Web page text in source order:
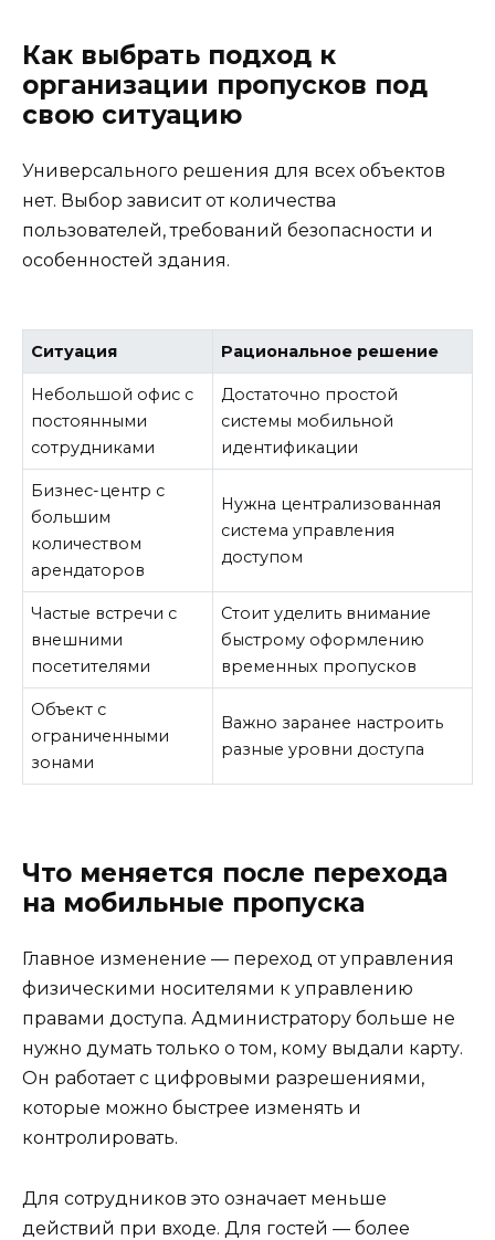
Как выбрать подход к
организации пропусков под
свою ситуацию
Универсального решения для всех объектов
нет. Выбор зависит от количества
пользователей, требований безопасности и
особенностей здания.
Ситуация Рациональное решение
Небольшой офис с
постоянными
сотрудниками
Достаточно простой
системы мобильной
идентификации
Бизнес-центр с
большим
количеством
арендаторов
Нужна централизованная
система управления
доступом
Частые встречи с
внешними
посетителями
Стоит уделить внимание
быстрому оформлению
временных пропусков
Объект с
ограниченными
зонами
Важно заранее настроить
разные уровни доступа
Что меняется после перехода
на мобильные пропуска
Главное изменение — переход от управления
физическими носителями к управлению
правами доступа. Администратору больше не
нужно думать только о том, кому выдали карту.
Он работает с цифровыми разрешениями,
которые можно быстрее изменять и
контролировать.
Для сотрудников это означает меньше
действий при входе. Для гостей — более